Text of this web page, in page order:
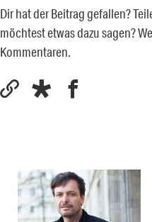
Dir hat der Beitrag gefallen?
möchtest etwas dazu sagen?
Kommentaren.